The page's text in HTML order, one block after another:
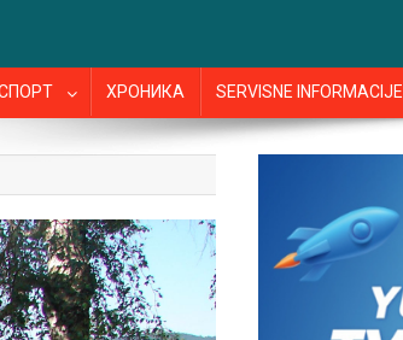
ХРОНИКА SERVISNE INFORMACIJE